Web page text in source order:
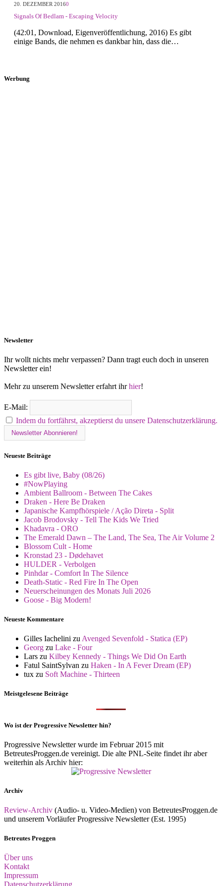
20. DEZEMBER 20160
Signals Of Bedlam - Escaping Velocity
(42:01, Download, Eigenveröffentlichung, 2016) Es gibt
einige Bands, die nehmen es dankbar hin, dass die…
Werbung
Newsletter
Ihr wollt nichts mehr verpassen? Dann tragt euch doch in unseren
Newsletter ein!
Mehr zu unserem Newsletter erfahrt ihrhier!
E-Mail:
Indem du fortfährst, akzeptierst du unsere Datenschutzerklärung.
Neueste Beiträge
Es gibt live, Baby (08/26)
#NowPlaying
Ambient Ballroom - Between The Cakes
Draken - Here Be Draken
Japanische Kampfhörspiele / Ação Direta - Split
Jacob Brodovsky - Tell The Kids We Tried
Khadavra - ORO
The Emerald Dawn – The Land, The Sea, The Air Volume 2
Blossom Cult - Home
Kronstad 23 - Dødehavet
HULDER - Verbolgen
Pinhdar - Comfort In The Silence
Death-Static - Red Fire In The Open
Neuerscheinungen des Monats Juli 2026
Goose - Big Modern!
Neueste Kommentare
Gilles Iachelini zu Avenged Sevenfold - Statica (EP)
Georg zu Lake - Four
Lars zu Kilbey Kennedy - Things We Did On Earth
Fatul SaintSylvan zu Haken - In A Fever Dream (EP)
tux zu Soft Machine - Thirteen
Meistgelesene Beiträge
Wo ist der Progressive Newsletter hin?
Progressive Newsletter wurde im Februar 2015 mit
BetreutesProggen.de vereinigt. Die alte PNL-Seite findet ihr aber
weiterhin als Archiv hier:
Archiv
Review-Archiv (Audio- u. Video-Medien) von BetreutesProggen.de
und unserem Vorläufer Progressive Newsletter (Est. 1995)
Betreutes Proggen
Über uns
Kontakt
Impressum